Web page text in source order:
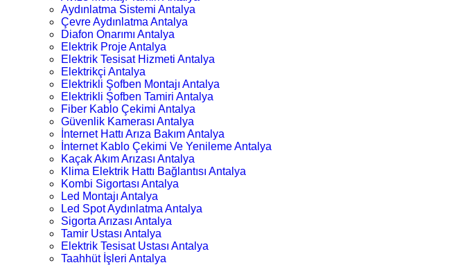
Aydınlatma Sistemi Antalya
Çevre Aydınlatma Antalya
Diafon Onarımı Antalya
Elektrik Proje Antalya
Elektrik Tesisat Hizmeti Antalya
Elektrikçi Antalya
Elektrikli Şofben Montajı Antalya
Elektrikli Şofben Tamiri Antalya
Fiber Kablo Çekimi Antalya
Güvenlik Kamerası Antalya
İnternet Hattı Arıza Bakım Antalya
İnternet Kablo Çekimi Ve Yenileme Antalya
Kaçak Akım Arızası Antalya
Klima Elektrik Hattı Bağlantısı Antalya
Kombi Sigortası Antalya
Led Montajı Antalya
Led Spot Aydınlatma Antalya
Sigorta Arızası Antalya
Tamir Ustası Antalya
Elektrik Tesisat Ustası Antalya
Taahhüt İşleri Antalya